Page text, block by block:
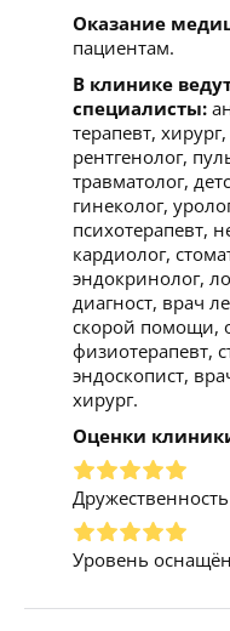
Оказание
пациентам.
В клинике
специалисты:
терапевт,
рентгенолог,
травматолог,
гинеколог,
психотерапевт,
кардиолог,
эндокринолог,
диагност, врач
скорой помощи,
физиотерапевт,
эндоскопист,
хирург.
Оценки
Уровень